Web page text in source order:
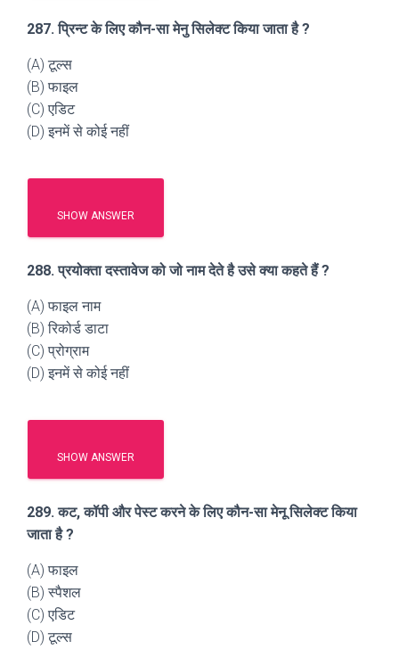
287. प्रिन्ट के लिए कौन-सा मेनु सिलेक्ट किया जाता है ?
(A) टूल्स
(B) फाइल
(C) एडिट
(D) इनमें से कोई नहीं
SHOW ANSWER
288. प्रयोक्ता दस्तावेज को जो नाम देते है उसे क्या कहते हैं ?
(A) फाइल नाम
(B) रिकोर्ड डाटा
(C) प्रोग्राम
(D) इनमें से कोई नहीं
SHOW ANSWER
289. कट, कॉपी और पेस्ट करने के लिए कौन-सा मेनू सिलेक्ट किया
जाता है ?
(A) फाइल
(B) स्पैशल
(C) एडिट
(D) टूल्स